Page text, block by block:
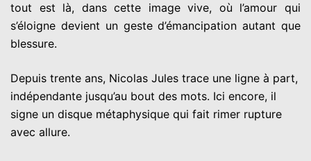
tout est là, dans cette image vive, où l’amour qui
s’éloigne devient un geste d’émancipation autant que
blessure.
Depuis trente ans, Nicolas Jules trace une ligne à part,
indépendante jusqu’au bout des mots. Ici encore, il
signe un disque métaphysique qui fait rimer rupture
avec allure.